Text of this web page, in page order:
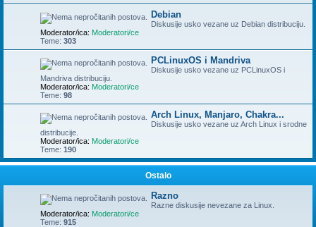
Debian
Diskusije usko vezane uz Debian distribuciju.
Moderator/ica: Moderatori/ce
Teme: 303
PCLinuxOS i Mandriva
Diskusije usko vezane uz PCLinuxOS i
Mandriva distribuciju.
Moderator/ica: Moderatori/ce
Teme: 98
Arch Linux, Manjaro, Chakra...
Diskusije usko vezane uz Arch Linux i srodne
distribucije.
Moderator/ica: Moderatori/ce
Teme: 190
Ostalo
Razno
Razne diskusije nevezane za Linux.
Moderator/ica: Moderatori/ce
Teme: 915